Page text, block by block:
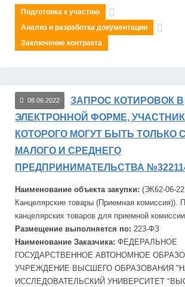
Подготовка к участию
Анализ и разработка документации
Заключение контракта
08.06.2022
ЗАПРОС КОТИРОВОК В
ЭЛЕКТРОННОЙ ФОРМЕ,
КОТОРОГО МОГУТ БЫТЬ ТОЛЬКО
МАЛОГО И СРЕДНЕГО
ПРЕДПРИНИМАТЕЛЬСТВА
Наименование объекта закупки: (ЭК62-06-
Канцелярские товары (Приемная комиссия)).
канцелярских товаров для приемной комиссии
Размещение выполняется по: 223-ФЗ
Наименование Заказчика: ФЕДЕРАЛЬНОЕ
ГОСУДАРСТВЕННОЕ АВТОНОМНОЕ
УЧРЕЖДЕНИЕ ВЫСШЕГО ОБРАЗОВАНИЯ
ИССЛЕДОВАТЕЛЬСКИЙ УНИВЕРСИТЕТ